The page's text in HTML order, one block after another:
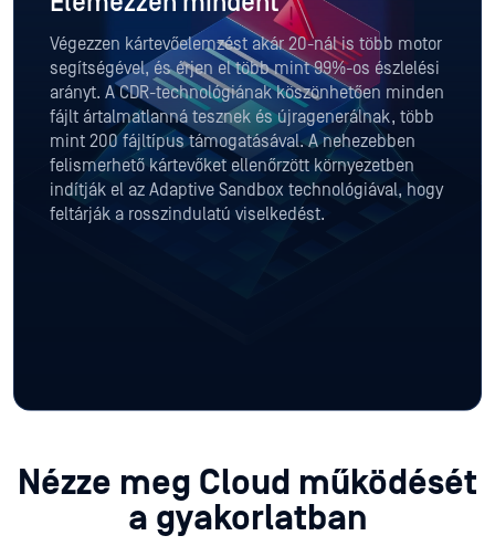
Végezzen kártevőelemzést akár 20-nál is több motor
segítségével, és érjen el több mint 99%-os észlelési
arányt. A CDR-technológiának köszönhetően minden
fájlt ártalmatlanná tesznek és újragenerálnak, több
mint 200 fájltípus támogatásával. A nehezebben
felismerhető kártevőket ellenőrzött környezetben
indítják el az Adaptive Sandbox technológiával, hogy
feltárják a rosszindulatú viselkedést.
Nézze meg Cloud működését
a gyakorlatban